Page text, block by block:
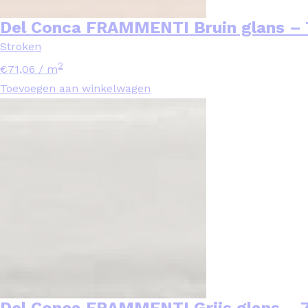
Del Conca FRAMMENTI Bruin glans –
Stroken
€71,06 / m2
Toevoegen aan winkelwagen